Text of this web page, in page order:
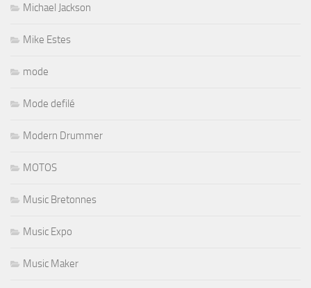
Michael Jackson
Mike Estes
mode
Mode defilé
Modern Drummer
MOTOS
Music Bretonnes
Music Expo
Music Maker